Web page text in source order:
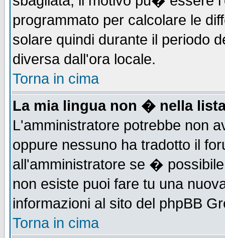
programmato per calcolare le
solare quindi durante il periodo
diversa dall'ora locale.
Torna in cima
La mia lingua non � nella
L'amministratore potrebbe non
oppure nessuno ha tradotto il
all'amministratore se �
non esiste puoi fare tu una
informazioni al sito del phpBB
Torna in cima